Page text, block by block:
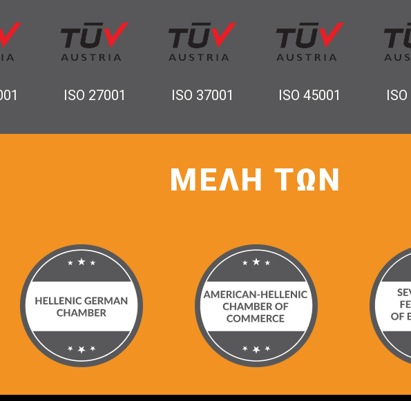
ISO 27001 ISO 37001 ISO 45001
ΜΕΛΗ ΤΩΝ